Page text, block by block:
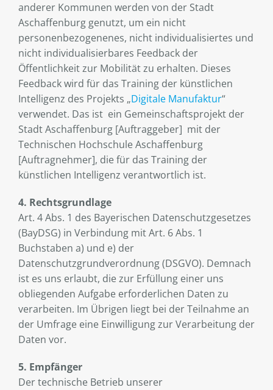
anderer Kommunen werden von der Stadt
Aschaffenburg genutzt, um ein nicht
personenbezogenenes, nicht individualisiertes und
nicht individualisierbares Feedback der
Öffentlichkeit zur Mobilität zu erhalten. Dieses
Feedback wird für das Training der künstlichen
Intelligenz des Projekts „Digitale Manufaktur“
verwendet. Das ist ein Gemeinschaftsprojekt der
Stadt Aschaffenburg [Auftraggeber] mit der
Technischen Hochschule Aschaffenburg
[Auftragnehmer], die für das Training der
künstlichen Intelligenz verantwortlich ist.
4. Rechtsgrundlage
Art. 4 Abs. 1 des Bayerischen Datenschutzgesetzes
(BayDSG) in Verbindung mit Art. 6 Abs. 1
Buchstaben a) und e) der
Datenschutzgrundverordnung (DSGVO). Demnach
ist es uns erlaubt, die zur Erfüllung einer uns
obliegenden Aufgabe erforderlichen Daten zu
verarbeiten. Im Übrigen liegt bei der Teilnahme an
der Umfrage eine Einwilligung zur Verarbeitung der
Daten vor.
5. Empfänger
Der technische Betrieb unserer